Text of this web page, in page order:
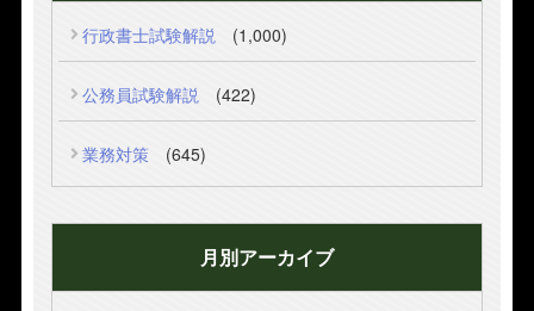
行政書士試験解説 (1,000)
公務員試験解説 (422)
業務対策 (645)
月別アーカイブ